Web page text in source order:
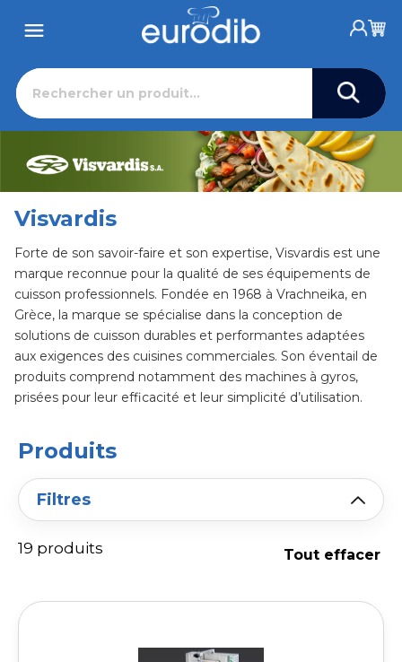
Visvardis
Forte de son savoir-faire et son expertise, Visvardis est une
marque reconnue pour la qualité de ses équipements de
cuisson professionnels. Fondée en 1968 à Vrachneika, en
Grèce, la marque se spécialise dans la conception de
solutions de cuisson durables et performantes adaptées
aux exigences des cuisines commerciales. Son éventail de
produits comprend notamment des machines à gyros,
prisées pour leur efficacité et leur simplicité d’utilisation.
Produits
Filtres
Tout effacer
19 produits